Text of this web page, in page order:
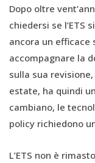
Dopo oltre
chiedersi se l’ETS
ancora un
accompagnare la
sulla sua revisione,
estate, ha quindi
cambiano, le
policy richiedono
L’ETS non è